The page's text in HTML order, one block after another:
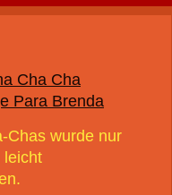
Cha Cha
Para Brenda
Chas wurde nur
leicht